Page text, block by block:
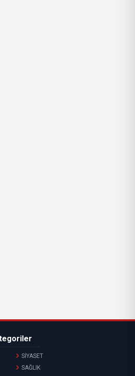
SİYASET
SAĞLIK